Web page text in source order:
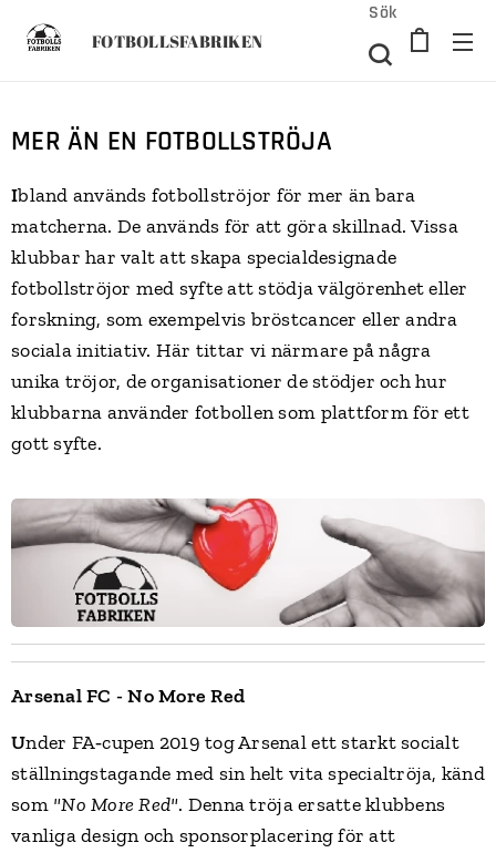
FOTBOLLSFABRIKEN
Sök
MER ÄN EN FOTBOLLSTRÖJA
Ibland används fotbollströjor för mer än bara
matcherna. De används för att göra skillnad. Vissa
klubbar har valt att skapa specialdesignade
fotbollströjor med syfte att stödja välgörenhet eller
forskning, som exempelvis bröstcancer eller andra
sociala initiativ. Här tittar vi närmare på några
unika tröjor, de organisationer de stödjer och hur
klubbarna använder fotbollen som plattform för ett
gott syfte.
Arsenal FC - No More Red
Under FA‑cupen 2019 tog Arsenal ett starkt socialt
ställningstagande med sin helt vita specialtröja, känd
som "No More Red". Denna tröja ersatte klubbens
vanliga design och sponsorplacering för att